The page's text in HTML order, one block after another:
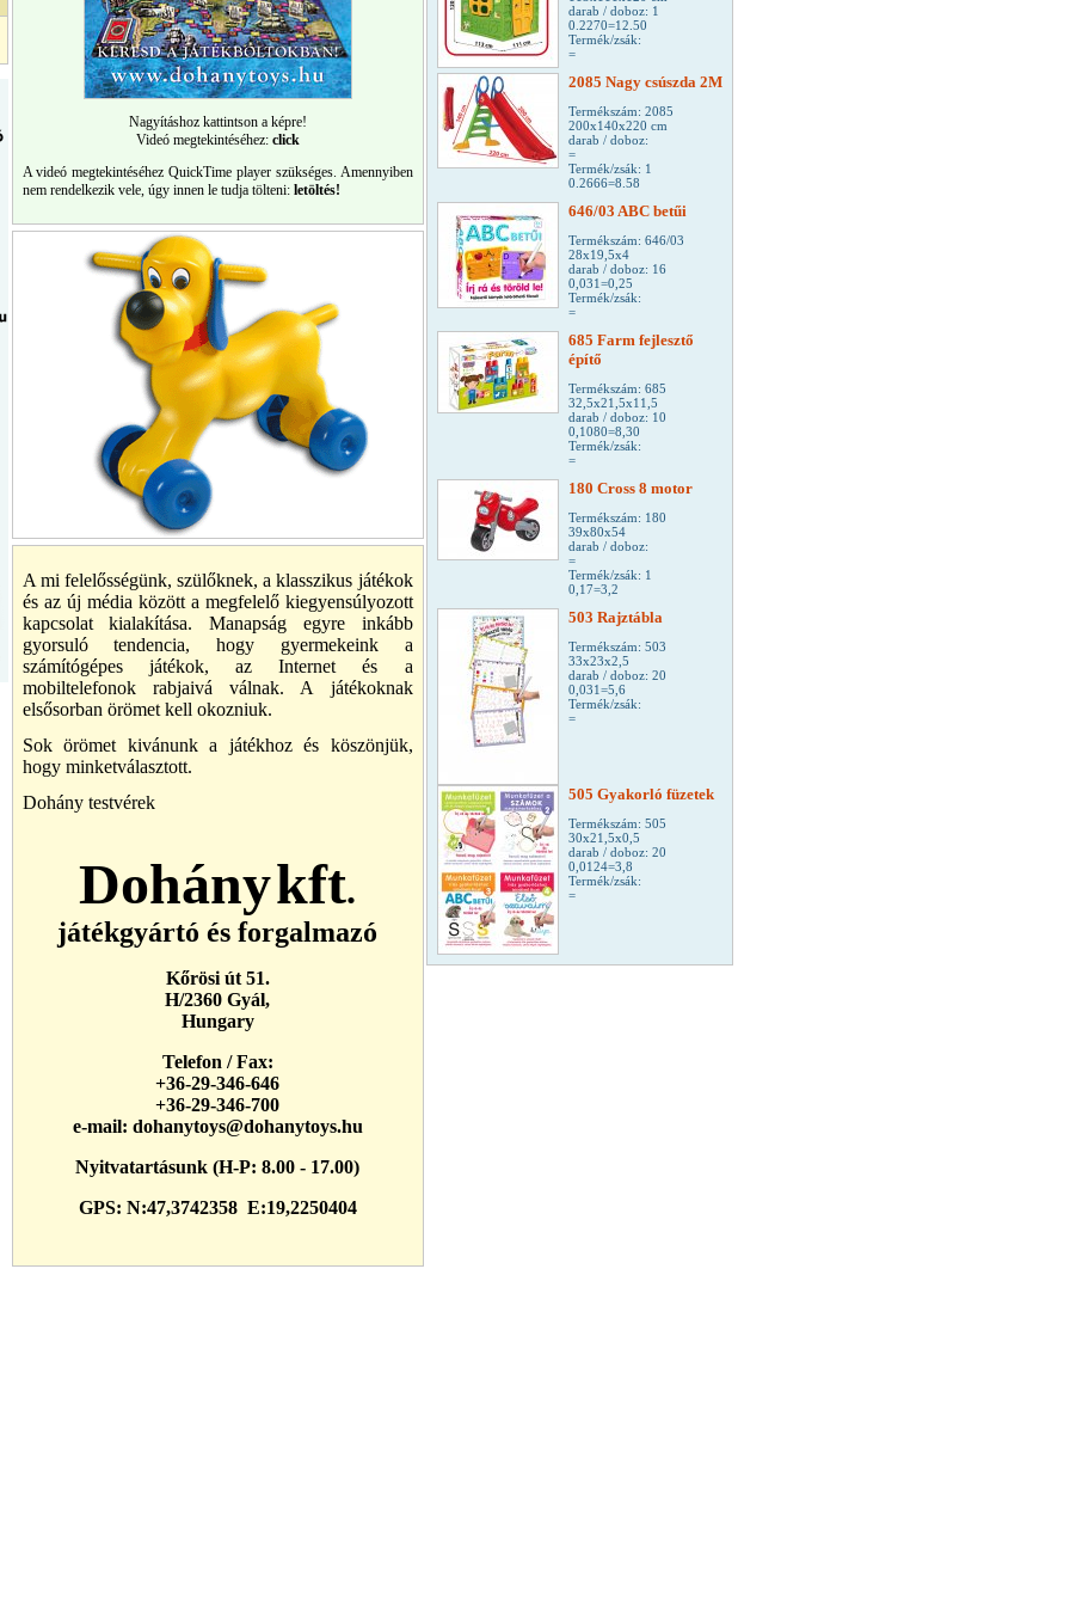
Nagyításhoz kattintson a képre!
Videó megtekintéséhez: click
A videó megtekintéséhez QuickTime player szükséges. Amennyiben
nem rendelkezik vele, úgy innen le tudja tölteni: letöltés!
A mi felelősségünk, szülőknek, a klasszikus játékok
és az új média között a megfelelő kiegyensúlyozott
kapcsolat kialakítása. Manapság egyre inkább
gyorsuló tendencia, hogy gyermekeink a
számítógépes játékok, az Internet és a
mobiltelefonok rabjaivá válnak. A játékoknak
elsősorban örömet kell okozniuk.
Sok örömet kivánunk a játékhoz és köszönjük,
hogy minketválasztott.
Dohány testvérek
Dohánykft.
játékgyártó és forgalmazó
Kőrösi út 51.
H/2360 Gyál,
Hungary
Telefon / Fax:
+36-29-346-646
+36-29-346-700
e-mail: dohanytoys@dohanytoys.hu
Nyitvatartásunk (H-P: 8.00 - 17.00)
GPS: N:47,3742358 E:19,2250404
darab / doboz: 1
0.2270=12.50
Termék/zsák:
=
2085 Nagy csúszda 2M
Termékszám: 2085
200x140x220 cm
darab / doboz:
=
Termék/zsák: 1
0.2666=8.58
646/03 ABC betűi
Termékszám: 646/03
28x19,5x4
darab / doboz: 16
0,031=0,25
Termék/zsák:
=
685 Farm fejlesztő
építő
Termékszám: 685
32,5x21,5x11,5
darab / doboz: 10
0,1080=8,30
Termék/zsák:
=
180 Cross 8 motor
Termékszám: 180
39x80x54
darab / doboz:
=
Termék/zsák: 1
0,17=3,2
503 Rajztábla
Termékszám: 503
33x23x2,5
darab / doboz: 20
0,031=5,6
Termék/zsák:
=
505 Gyakorló füzetek
Termékszám: 505
30x21,5x0,5
darab / doboz: 20
0,0124=3,8
Termék/zsák:
=